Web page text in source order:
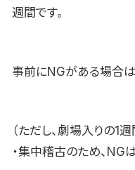
週間です。
事前にNGがある場合は
（ただし、劇場入りの1
・集中稽古のため、NG